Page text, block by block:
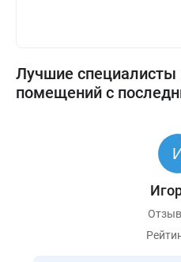
Лучшие специалисты
помещений с